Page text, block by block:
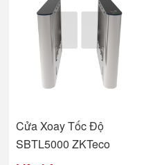
Cửa Xoay Tốc Độ
SBTL5000 ZKTeco